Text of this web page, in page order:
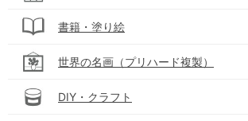
書籍・塗り絵
世界の名画（プリハード複製）
DIY・クラフト